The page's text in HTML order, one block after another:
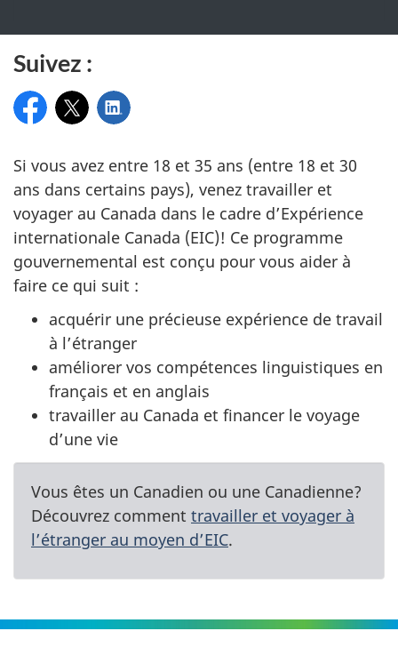
Suivez :
FacebookTwitterLinkedin
Si vous avez entre 18 et 35 ans (entre 18 et 30
ans dans certains pays), venez travailler et
voyager au Canada dans le cadre d’Expérience
internationale Canada (EIC)! Ce programme
gouvernemental est conçu pour vous aider à
faire ce qui suit :
acquérir une précieuse expérience de travail
à l’étranger
améliorer vos compétences linguistiques en
français et en anglais
travailler au Canada et financer le voyage
d’une vie
Vous êtes un Canadien ou une Canadienne?
Découvrez comment travailler et voyager à
l’étranger au moyen d’EIC.